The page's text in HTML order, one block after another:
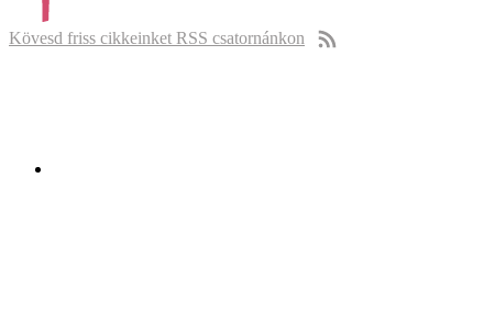
Kövesd friss cikkeinket RSS csatornánkon